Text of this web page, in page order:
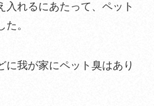
入れるにあたって、ペット
。
に我が家にペット臭はあり